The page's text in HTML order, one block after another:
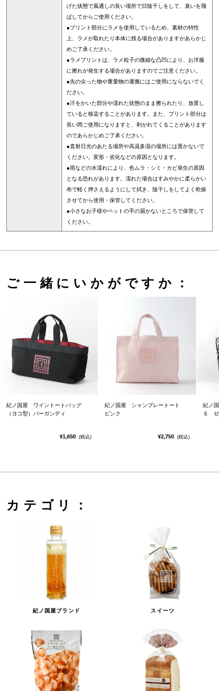
げた状態で風通しの良い場所で日陰干しをして、臭いを飛
ばしてからご使用ください。
●プリント部分にラメを使用しているため、素材の特性
上、ラメが取れたり本体に残る場合がありますがあらかじ
めご了承ください。
●ラメプリントは、ラメ粒子の微細な凸凹により、お洋服
に擦れが発生する場合がありますのでご注意ください。
●先の尖った物や重量物の運搬にはご使用にならないでく
ださい。
●汗をかいた部分や濡れた状態のまま擦られたり、放置し
ていると移染することがあります。また、プリント部分は
長い間ご使用になりますと、剥がれてくることがあります
のであらかじめご了承ください。
●直射日光のあたる場所や高温多湿の場所には置かないで
ください。変形・劣化などの原因となります。
●雨などの水濡れにより、色ムラ・シミ・カビ発生の原因
となる恐れがあります。濡れた場合はすみやかに柔らかい
布で軽く押さえるようにして拭き、陰干しをしてよく乾燥
させてから使用・保管してください。
●小さなお子様やペットの手の届かないところで保管して
ください。
ご一緒にいかがですか：
紀ノ国屋 ワイントートバッグ
（ヨコ型）バーガンディ
¥1,650 (税込)
紀ノ国屋 シャンブレートート
ピンク
¥2,750 (税込)
紀ノ
Ｓ ゼ
カテゴリ：
紀ノ国屋ブランド スイーツ